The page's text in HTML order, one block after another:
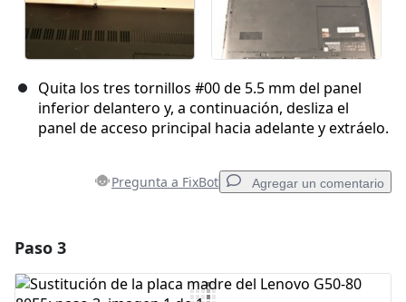
Quita los tres tornillos #00 de 5.5 mm del panel
inferior delantero y, a continuación, desliza el
panel de acceso principal hacia adelante y extráelo.
Pregunta a FixBot Agregar un comentario
Agregar Comentario
Paso 3